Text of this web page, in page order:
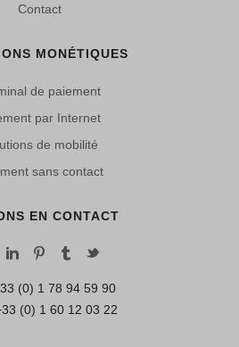
Contact
MONÉTIQUES
de paiement
par Internet
de mobilité
sans contact
EN CONTACT
(0) 1 78 94 59 90
(0) 1 60 12 03 22